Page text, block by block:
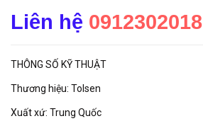
Liên hệ 0912302018
THÔNG SỐ KỸ THUẬT
Thương hiệu: Tolsen
Xuất xứ: Trung Quốc